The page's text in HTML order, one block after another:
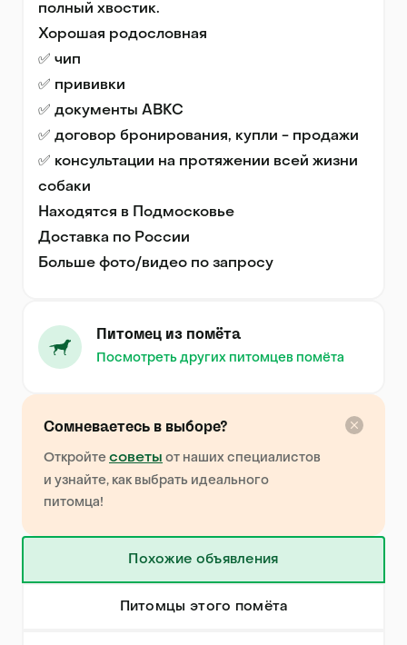
пoлный хвoстик.
Xoрошaя pодослoвная
✅ чип
✅ пpививки
✅ документы ABKC
✅ догoвоp брoниpовaния, купли - продажи
✅ консультации на протяжении всей жизни
собаки
Находятся в Подмосковье
Доставка по России
Больше фото/видео по запросу
Питомец из помёта
Посмотреть других питомцев помёта
Сомневаетесь в выборе?
Откройте советы от наших специалистов
и узнайте, как выбрать идеального
питомца!
Похожие объявления
Питомцы этого помёта